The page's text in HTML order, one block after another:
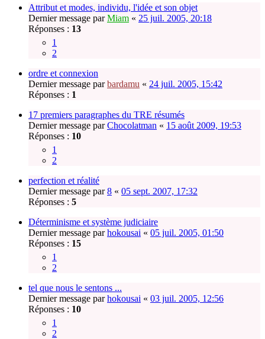
Attribut et modes, individu, l'idée et son objet
Dernier message parMiam « 25 juil. 2005, 20:18
Réponses : 13
1
2
ordre et connexion
Dernier message parbardamu « 24 juil. 2005, 15:42
Réponses : 1
17 premiers paragraphes du TRE résumés
Dernier message parChocolatman « 15 août 2009, 19:53
Réponses : 10
1
2
perfection et réalité
Dernier message par8 « 05 sept. 2007, 17:32
Réponses : 5
Déterminisme et système judiciaire
Dernier message parhokousai « 05 juil. 2005, 01:50
Réponses : 15
1
2
tel que nous le sentons ...
Dernier message parhokousai « 03 juil. 2005, 12:56
Réponses : 10
1
2